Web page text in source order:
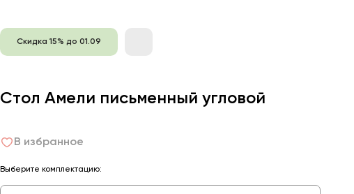
Скидка 15% до 01.09
Стол Амели письменный угловой
В избранное
Выберите комплектацию: